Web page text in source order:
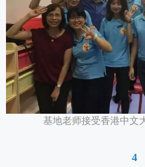
基地老师接受香港中文
4